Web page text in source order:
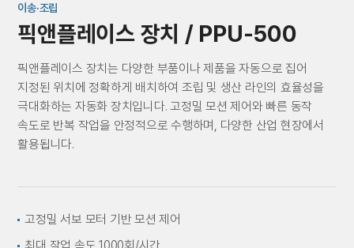
이송·조립
픽앤플레이스 장치 / PPU-500
픽앤플레이스 장치는 다양한 부품이나 제품을 자동으로 집어
지정된 위치에 정확하게 배치하여 조립 및 생산 라인의 효율성을
극대화하는 자동화 장치입니다. 고정밀 모션 제어와 빠른 동작
속도로 반복 작업을 안정적으로 수행하며, 다양한 산업 현장에서
활용됩니다.
고정밀 서보 모터 기반 모션 제어